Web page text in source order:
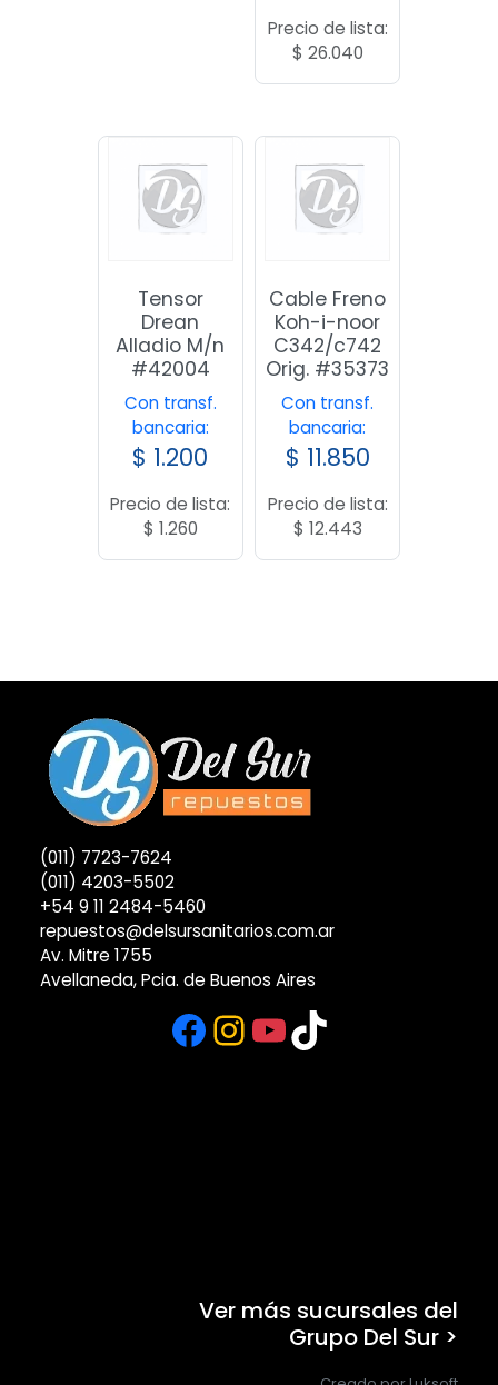
Precio de lista:
$ 26.040
Tensor
Drean
Alladio M/n
#42004
Con transf.
bancaria:
$ 1.200
Precio de lista:
$ 1.260
Cable Freno
Koh-i-noor
C342/c742
Orig. #35373
Con transf.
bancaria:
$ 11.850
Precio de lista:
$ 12.443
(011) 7723-7624
(011) 4203-5502
+54 9 11 2484-5460
repuestos@delsursanitarios.com.ar
Av. Mitre 1755
Avellaneda, Pcia. de Buenos Aires
Facebook
Instagram
YouTube
TikTok
Ver más sucursales del
Grupo Del Sur >